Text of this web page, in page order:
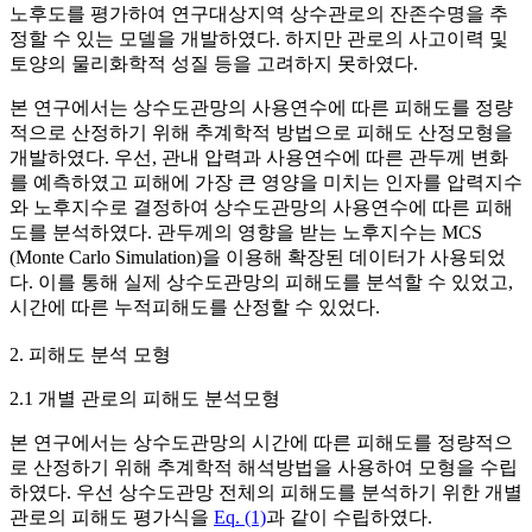
노후도를 평가하여 연구대상지역 상수관로의 잔존수명을 추
정할 수 있는 모델을 개발하였다. 하지만 관로의 사고이력 및
토양의 물리화학적 성질 등을 고려하지 못하였다.
본 연구에서는 상수도관망의 사용연수에 따른 피해도를 정량
적으로 산정하기 위해 추계학적 방법으로 피해도 산정모형을
개발하였다. 우선, 관내 압력과 사용연수에 따른 관두께 변화
를 예측하였고 피해에 가장 큰 영양을 미치는 인자를 압력지수
와 노후지수로 결정하여 상수도관망의 사용연수에 따른 피해
도를 분석하였다. 관두께의 영향을 받는 노후지수는 MCS
(Monte Carlo Simulation)을 이용해 확장된 데이터가 사용되었
다. 이를 통해 실제 상수도관망의 피해도를 분석할 수 있었고,
시간에 따른 누적피해도를 산정할 수 있었다.
2. 피해도 분석 모형
2.1 개별 관로의 피해도 분석모형
본 연구에서는 상수도관망의 시간에 따른 피해도를 정량적으
로 산정하기 위해 추계학적 해석방법을 사용하여 모형을 수립
하였다. 우선 상수도관망 전체의 피해도를 분석하기 위한 개별
관로의 피해도 평가식을 Eq. (1)과 같이 수립하였다.